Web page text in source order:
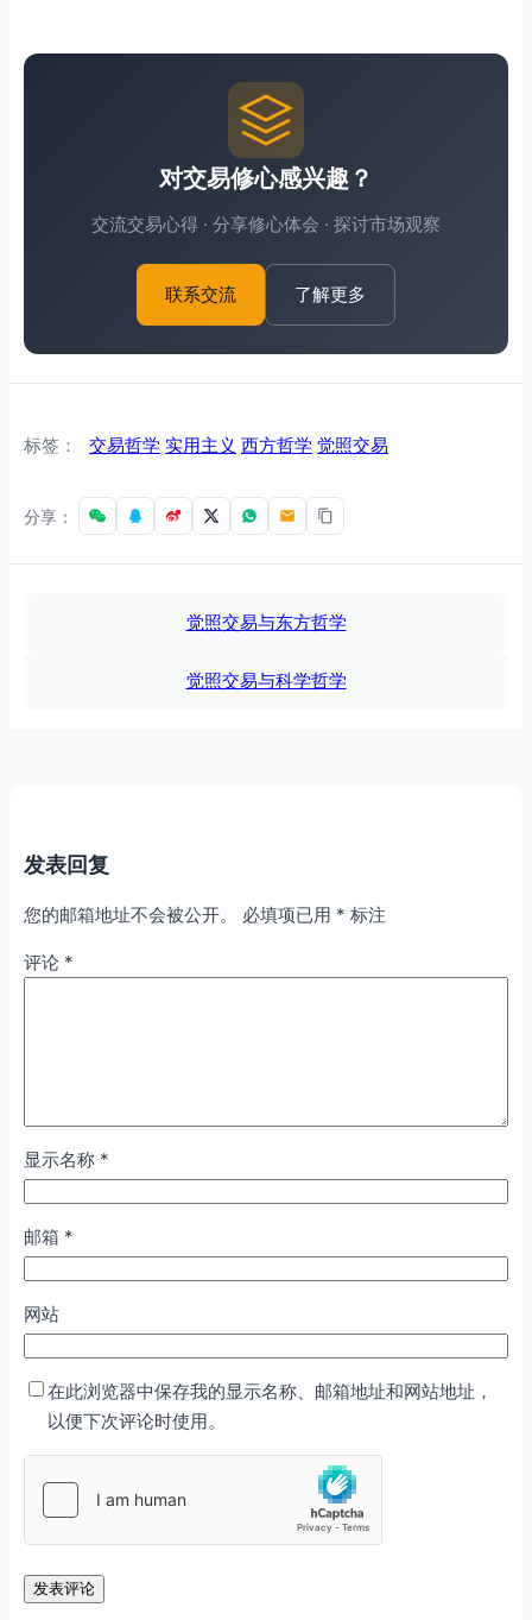
对交易修心感兴趣？
交流交易心得 · 分享修心体会 · 探讨市场观察
联系交流 了解更多
标签： 交易哲学 实用主义 西方哲学 觉照交易
分享：
觉照交易与东方哲学
觉照交易与科学哲学
发表回复
您的邮箱地址不会被公开。 必填项已用 * 标注
评论 *
显示名称 *
邮箱 *
网站
在此浏览器中保存我的显示名称、邮箱地址和网站地址，
以便下次评论时使用。